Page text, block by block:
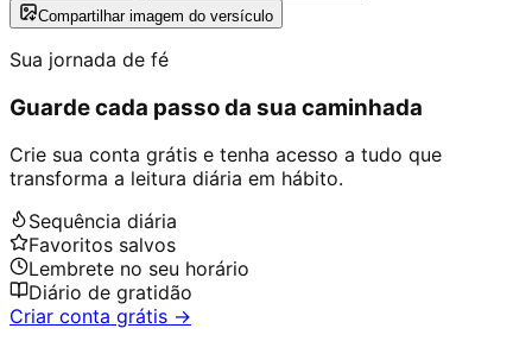
Compartilhar imagem do versículo
Sua jornada de fé
Guarde cada passo da sua caminhada
Crie sua conta grátis e tenha acesso a tudo que
transforma a leitura diária em hábito.
Sequência diária
Favoritos salvos
Lembrete no seu horário
Diário de gratidão
Criar conta grátis →